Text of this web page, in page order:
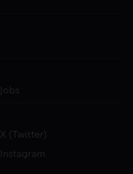
Jobs
X (Twitter)
Instagram